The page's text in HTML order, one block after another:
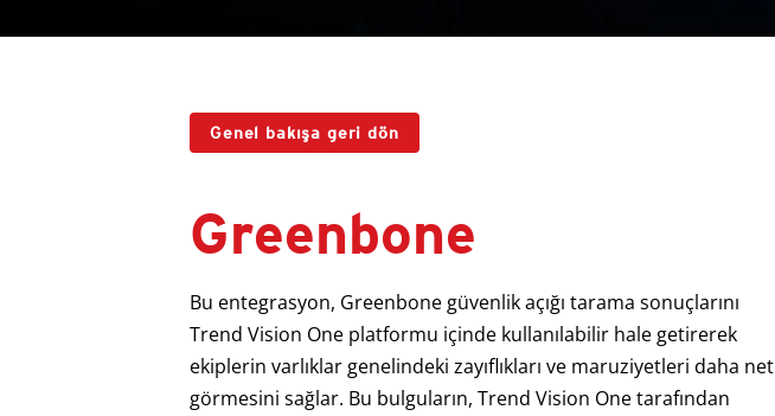
Genel bakışa geri dön
Greenbone
Bu entegrasyon, Greenbone güvenlik açığı tarama sonuçlarını
Trend Vision One platformu içinde kullanılabilir hale getirerek
ekiplerin varlıklar genelindeki zayıflıkları ve maruziyetleri daha net
görmesini sağlar. Bu bulguların, Trend Vision One tarafından